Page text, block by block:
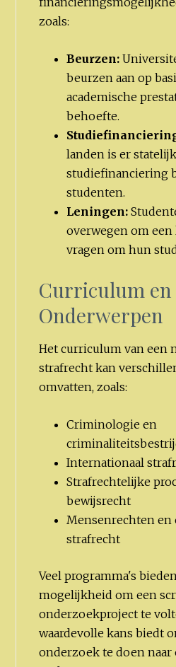
zoals:
Beurzen:
beurzen aan op
academische
behoefte.
landen is er
studiefinanciering
studenten.
Leningen:
overwegen om een
vragen om hun
Curriculum en
Onderwerpen
Het curriculum van een
strafrecht kan
omvatten, zoals:
Criminologie en
Internationaal
Strafrechtelijke
bewijsrecht
Mensenrechten
strafrecht
Veel programma's
mogelijkheid om een
onderzoekproject te
waardevolle kans biedt
onderzoek te doen naar